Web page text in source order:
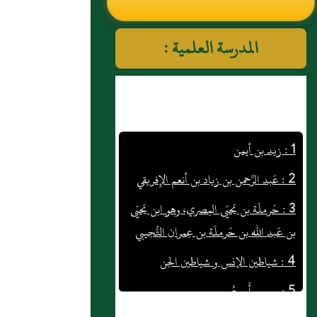
النووي رحمهم الله تعالى
المدرسة العلمية :
1 : زيد بن أيمن
2 : عَبد الرَّحمن بن زياد بن أنعم الإِفريقي
3 : حَرملَة بن يَحيَى المِصري، وهو ابن يَحيَى
بن عَبد الله بن حَرملَة بن عِمران التُّجيبي
4 : شياطين الإنس و شياطين الجن
5 : حبيب أَبو عُمر